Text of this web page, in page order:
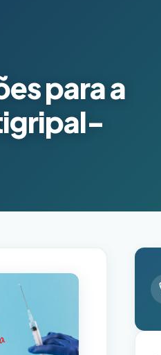
para a